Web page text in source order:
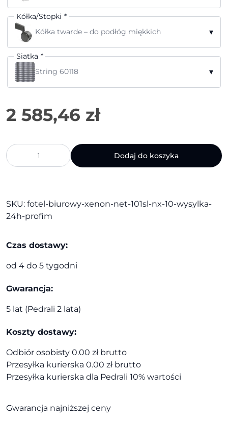
Kółka/Stopki *
Kółka twarde – do podłóg miękkich
▾
Siatka *
String 60118
▾
ilość
Fotel
biurowy
101SL
NX-
WYSYŁKA
|
Dodaj do koszyka
SKU: fotel-biurowy-xenon-net-101sl-nx-10-wysylka-
24h-profim
Czas dostawy:
od 4 do 5 tygodni
Gwarancja:
5 lat (Pedrali 2 lata)
Koszty dostawy:
Odbiór osobisty 0.00 zł brutto
Przesyłka kurierska 0.00 zł brutto
Przesyłka kurierska dla Pedrali 10% wartości
Gwarancja najniższej ceny